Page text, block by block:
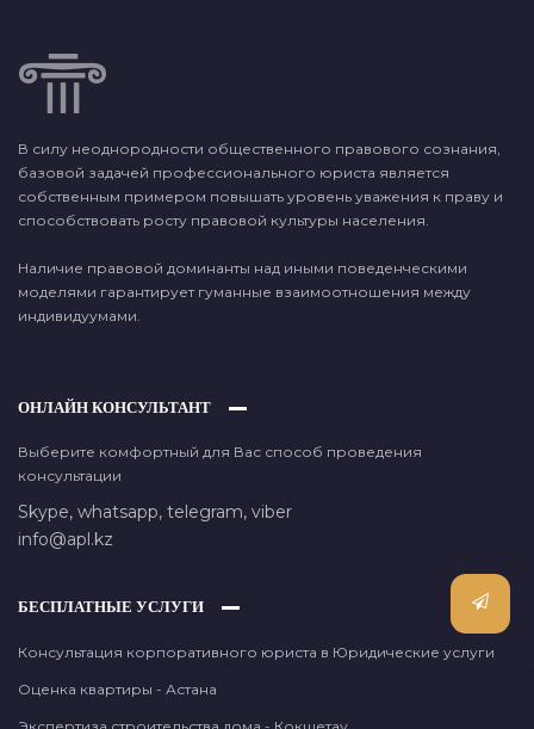
В силу неоднородности общественного правового сознания,
базовой задачей профессионального юриста является
собственным примером повышать уровень уважения к праву и
способствовать росту правовой культуры населения.
Наличие правовой доминанты над иными поведенческими
моделями гарантирует гуманные взаимоотношения между
индивидуумами.
ОНЛАЙН КОНСУЛЬТАНТ
Выберите комфортный для Вас способ проведения
консультации
Skype, whatsapp, telegram, viber
info@apl.kz
БЕСПЛАТНЫЕ УСЛУГИ
Консультация корпоративного юриста в Юридические услуги
Оценка квартиры - Астана